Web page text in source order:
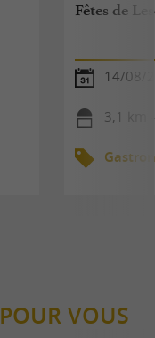
Fêtes de
14/08/
3,1 km
POUR VOUS